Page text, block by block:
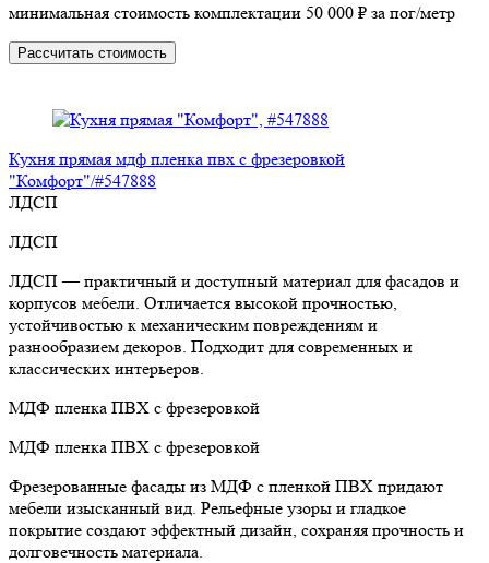
минимальная стоимость комплектации 50 000 ₽ за пог/метр
Рассчитать стоимость
Кухня прямая мдф пленка пвх с фрезеровкой
"Комфорт"/#547888
ЛДСП
ЛДСП
ЛДСП — практичный и доступный материал для фасадов и
корпусов мебели. Отличается высокой прочностью,
устойчивостью к механическим повреждениям и
разнообразием декоров. Подходит для современных и
классических интерьеров.
МДФ пленка ПВХ с фрезеровкой
МДФ пленка ПВХ с фрезеровкой
Фрезерованные фасады из МДФ с пленкой ПВХ придают
мебели изысканный вид. Рельефные узоры и гладкое
покрытие создают эффектный дизайн, сохраняя прочность и
долговечность материала.